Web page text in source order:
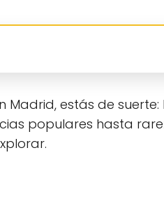
Madrid, estás de
populares hasta